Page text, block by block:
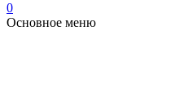
0
Основное меню